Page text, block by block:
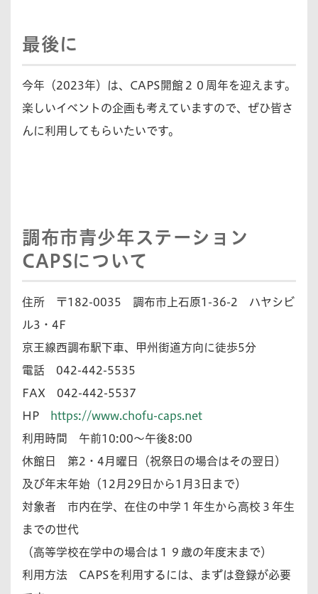
最後に
今年（2023年）は、CAPS開館２０周年を迎えます。
楽しいイベントの企画も考えていますので、ぜひ皆さ
んに利用してもらいたいです。
調布市青少年ステーション
CAPSについて
住所 〒182-0035 調布市上石原1-36-2 ハヤシビ
ル3・4F
京王線西調布駅下車、甲州街道方向に徒歩5分
電話 042-442-5535
FAX 042-442-5537
HP
https://www.chofu-caps.net
利用時間 午前10:00～午後8:00
休館日 第2・4月曜日（祝祭日の場合はその翌日）
及び年末年始（12月29日から1月3日まで）
対象者 市内在学、在住の中学１年生から高校３年生
までの世代
（高等学校在学中の場合は１９歳の年度末まで）
利用方法 CAPSを利用するには、まずは登録が必要